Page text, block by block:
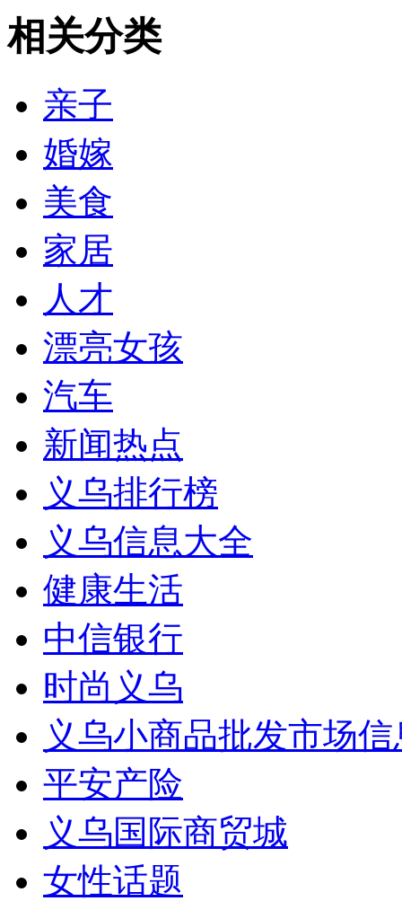
相关分类
亲子
婚嫁
美食
家居
人才
漂亮女孩
汽车
新闻热点
义乌排行榜
义乌信息大全
健康生活
中信银行
时尚义乌
义乌小商品批发市场
平安产险
义乌国际商贸城
女性话题